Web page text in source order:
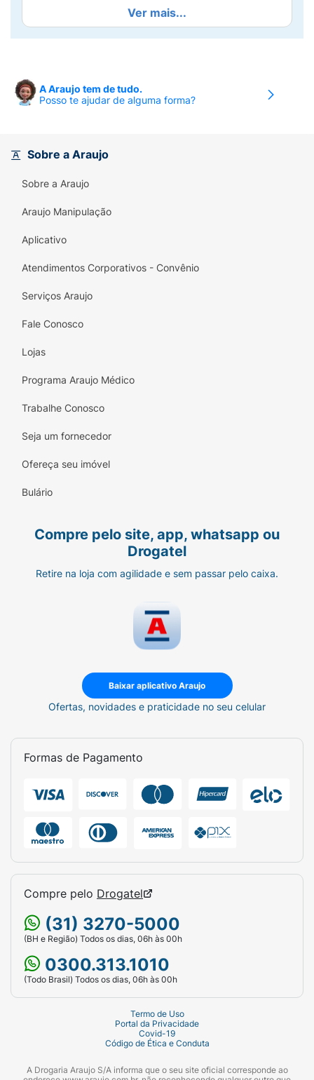
anos. Com peças vibrantes e um cronômetro
que adiciona emoção à partida, cada jogo é
uma nova aventura cheia de risadas e
Aproveite momentos de qualidade com seus
entes queridos e torne as reuniões ainda mais
Adquira já o seu e transforme o dia a dia em
Ver mais...
A Araujo tem de tudo.
Posso te ajudar de alguma forma?
Sobre a Araujo
Sobre a Araujo
Araujo Manipulação
Aplicativo
Atendimentos Corporativos - Convênio
Serviços Araujo
Fale Conosco
Lojas
Programa Araujo Médico
Trabalhe Conosco
Seja um fornecedor
Ofereça seu imóvel
Bulário
Compre pelo site, app, whatsapp ou
Drogatel
Retire na loja com agilidade e sem passar pelo caixa.
Baixar aplicativo Araujo
Ofertas, novidades e praticidade no seu celular
Formas de Pagamento
Compre pelo Drogatel
(31) 3270-5000
(BH e Região) Todos os dias, 06h às 00h
0300.313.1010
(Todo Brasil) Todos os dias, 06h às 00h
Termo de Uso
Portal da Privacidade
Covid-19
Código de Ética e Conduta
A Drogaria Araujo S/A informa que o seu site oficial corresponde ao